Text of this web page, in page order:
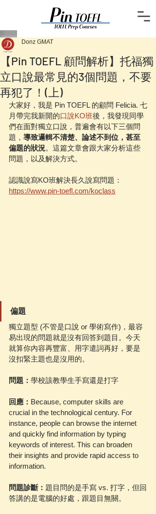
【Pin TOEFL 顧問解析】托福獨
立口說最常見的3個問題，不要
再犯了！(上)
Donz GMAT
大家好，我是 Pin TOEFL 的顧問 Felicia. 七
月帶完我新開的口說KO班後，我發現同學
們在面對獨立口說，普遍會有以下三個問
題， 導致邏輯不清楚、論述不到位，甚至
偏題的狀況。這篇文章會跟大家分析這些
問題，以及解決方式。
認識說寫KO班解決長久說寫問題：
https://www.pin-toefl.com/koclass
偏題
獨立題型 (不管是口說 or 學術寫作)，最容
易出現的問題就是沒有回答到題目。今天
就算你內容再豐富、用字遣詞再好，要是
沒扣緊主題也是沒用的。
問題： 學校該教學生手寫還是打字
回應： Because, computer skills are
crucial in the technological century. For
instance, people can browse the internet
and quickly find information by typing
keywords of interest. This can broaden
their insights and provide rapid access to
information.
問題診斷： 題目問的是手寫 vs. 打字，但回
答講的是電腦的好處，跟題目無關。